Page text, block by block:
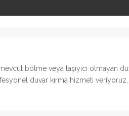
bölme veya taşıyıcı olmayan
duvar kırma hizmeti veriyoruz.